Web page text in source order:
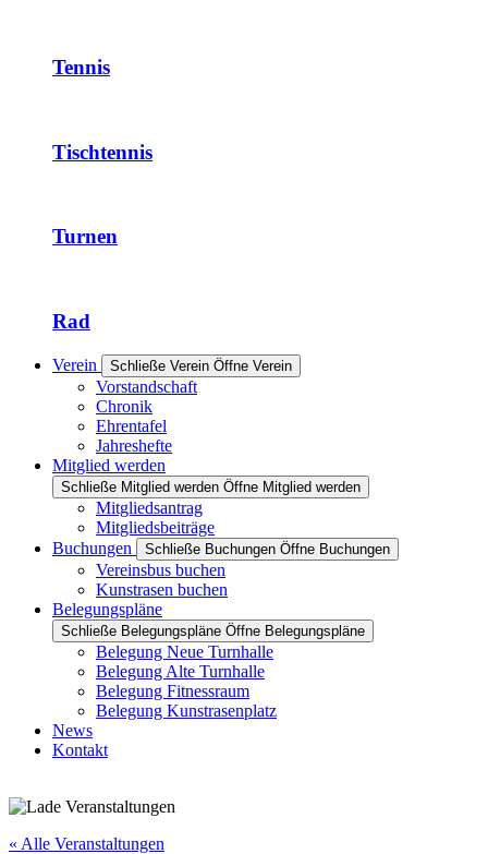
Tennis
Tischtennis
Turnen
Rad
Verein Schließe Verein Öffne Verein
Vorstandschaft
Chronik
Ehrentafel
Jahreshefte
Mitglied werden
Schließe Mitglied werden Öffne Mitglied werden
Mitgliedsantrag
Mitgliedsbeiträge
Buchungen
Schließe Buchungen Öffne Buchungen
Vereinsbus buchen
Kunstrasen buchen
Belegungspläne
Schließe Belegungspläne Öffne Belegungspläne
Belegung Neue Turnhalle
Belegung Alte Turnhalle
Belegung Fitnessraum
Belegung Kunstrasenplatz
News
Kontakt
« Alle Veranstaltungen